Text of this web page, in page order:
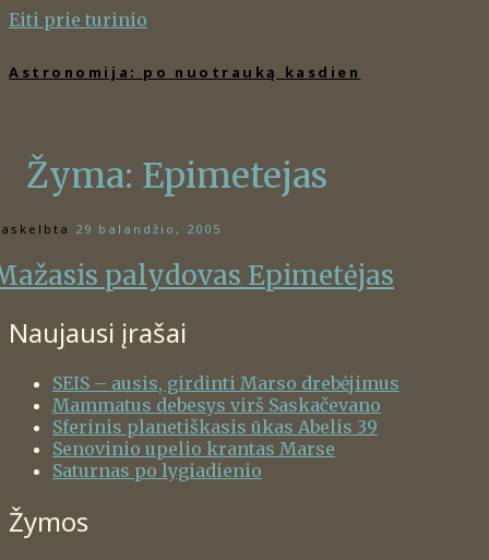
Eiti prie turinio
Astronomija: po nuotrauką kasdien
Žyma: Epimetejas
29 balandžio, 2005
palydovas Epimetėjas
Naujausi įrašai
SEIS – ausis, girdinti Marso drebėjimus
Mammatus debesys virš Saskačevano
Sferinis planetiškasis ūkas Abelis 39
Senovinio upelio krantas Marse
Saturnas po lygiadienio
Žymos